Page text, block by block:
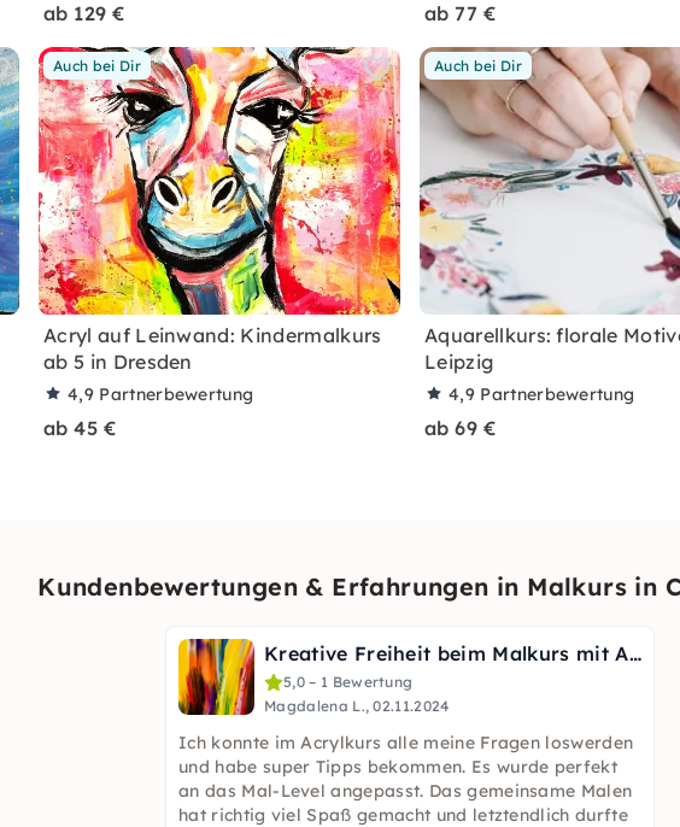
ab 129 € ab 77 €
Auch bei Dir
Acryl auf Leinwand: Kindermalkurs
ab 5 in Dresden
4,9 Partnerbewertung
ab 45 €
Auch bei Dir
Aquarellkurs: florale
Leipzig
4,9 Partnerbewertung
ab 69 €
Kundenbewertungen & Erfahrungen in Malkurs in
Kreative Freiheit beim Malkurs mit Acrylfarben in Chemnitz
5,0 – 1 Bewertung
Magdalena L., 02.11.2024
Ich konnte im Acrylkurs alle meine Fragen loswerden
und habe super Tipps bekommen. Es wurde perfekt
an das Mal-Level angepasst. Das gemeinsame Malen
hat richtig viel Spaß gemacht und letztendlich durfte